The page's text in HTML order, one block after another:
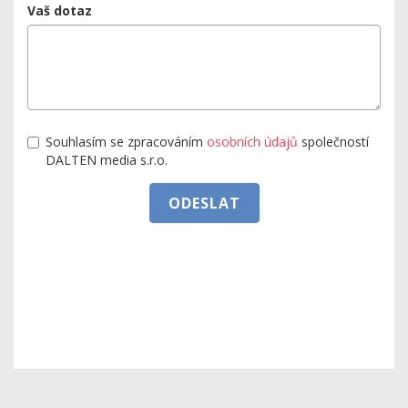
Vaš dotaz
Souhlasím se zpracováním osobních údajů společností
DALTEN media s.r.o.
ODESLAT